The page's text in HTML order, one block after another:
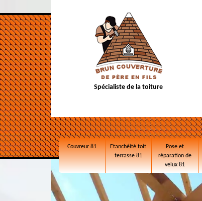
Spécialiste de la toiture
Couvreur 81
Etanchéité toit
terrasse 81
Pose et
réparation de
velux 81